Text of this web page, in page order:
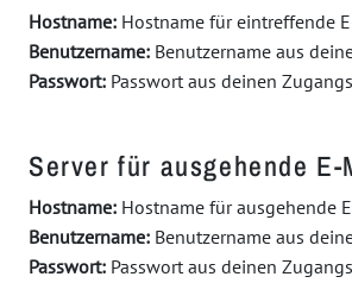
Hostname: Hostname für eintreffende
Benutzername: Benutzername aus
Passwort: Passwort aus deinen
Server für ausgehende E-
Hostname: Hostname für ausgehende
Benutzername: Benutzername aus
Passwort: Passwort aus deinen